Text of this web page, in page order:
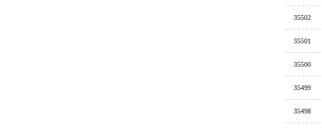
35502
35501
35500
35499
35498